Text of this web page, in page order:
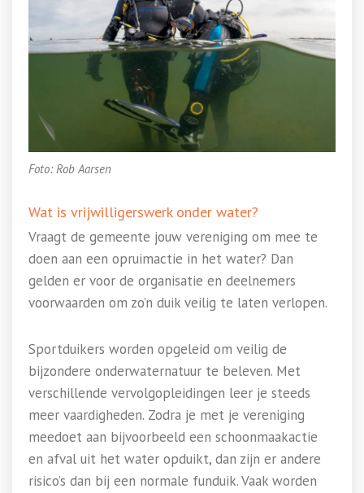
Foto: Rob Aarsen
Wat is vrijwilligerswerk onder water?
Vraagt de gemeente jouw vereniging om mee te
doen aan een opruimactie in het water? Dan
gelden er voor de organisatie en deelnemers
voorwaarden om zo’n duik veilig te laten verlopen.
Sportduikers worden opgeleid om veilig de
bijzondere onderwaternatuur te beleven. Met
verschillende vervolgopleidingen leer je steeds
meer vaardigheden. Zodra je met je vereniging
meedoet aan bijvoorbeeld een schoonmaakactie
en afval uit het water opduikt, dan zijn er andere
risico’s dan bij een normale funduik. Vaak worden